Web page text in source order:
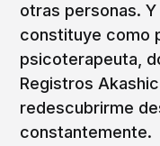
otras personas.
constituye como
psicoterapeuta,
Registros
redescubrirme
constantemente.